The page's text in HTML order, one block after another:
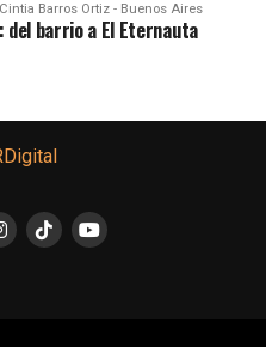
Barros Ortiz - Buenos Aires
del barrio a El Eternauta